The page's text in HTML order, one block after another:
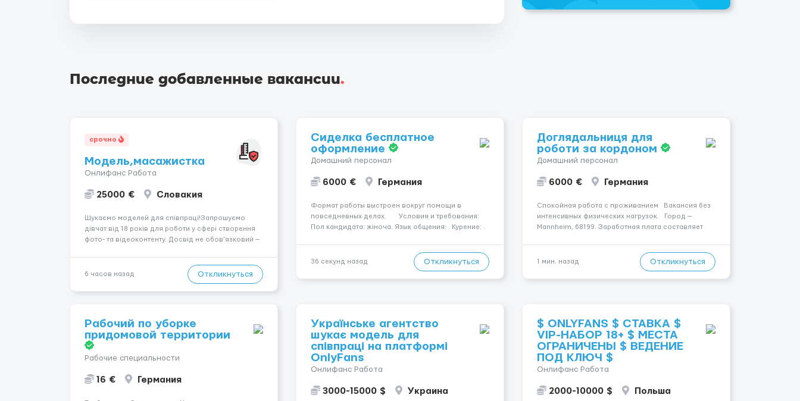
Последние добавленные вакансии.
срочно
Модель,масажистка
Онлифанс Работа
25000 € Словакия
Шукаємо моделей для співпраці!Запрошуємо
дівчат від 18 років для роботи у сфері створення
фото- та відеоконтенту. Досвід не обов’язковий —
конфіденційність і професійну підтримку.
Працюємо офіційно, поважаємо особ...
6 часов назад Откликнуться
Сиделка бесплатное
оформление
Домашний персонал
6000 € Германия
Формат работы выстроен вокруг помощи в
повседневных делах. Условия и требования:
Пол кандидата: жіноча. Язык общения: . Курение: .
459 567 59...
36 секунд назад Откликнуться
Доглядальниця для
роботи за кордоном
Домашний персонал
6000 € Германия
Спокойная работа с проживанием Вакансия без
интенсивных физических нагрузок. Город —
Mannheim, 68199. Заработная плата составляет
Психологическое состояние: ...
1 мин. назад Откликнуться
Рабочий по уборке
придомовой территории
Рабочие специальности
16 € Германия
Українське агентство
шукає модель для
співпраці на платформі
OnlyFans
Онлифанс Работа
3000-15000 $ Украина
$ ONLYFANS $ СТАВКА $
VIP-НАБОР 18+ $ МЕСТА
ОГРАНИЧЕНЫ $ ВЕДЕНИЕ
ПОД КЛЮЧ $
Онлифанс Работа
2000-10000 $ Польша